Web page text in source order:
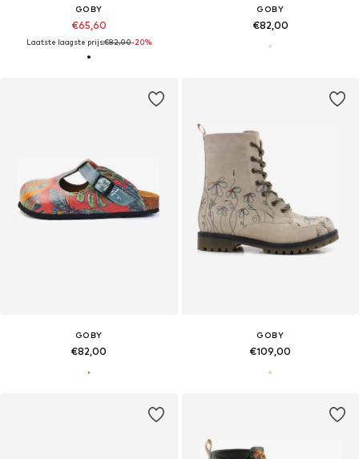
GOBY
€65,60
Laatste laagste prijs:€82,00-20%
GOBY
€82,00
GOBY
€82,00
GOBY
€109,00